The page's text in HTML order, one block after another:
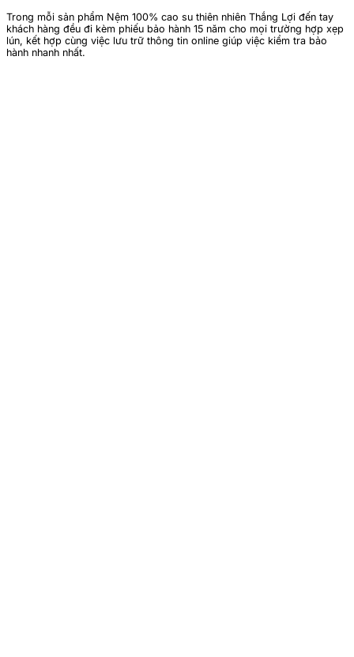
Trong mỗi sản phẩm Nệm 100% cao su thiên nhiên Thắng Lợi đến tay
khách hàng đều đi kèm phiếu bảo hành 15 năm cho mọi trường hợp xẹp
lún, kết hợp cùng việc lưu trữ thông tin online giúp việc kiểm tra bảo
hành nhanh nhất.